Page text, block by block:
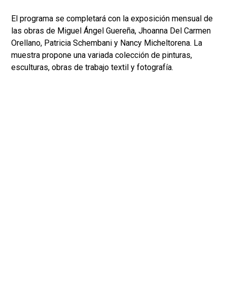
El programa se completará con la exposición mensual de
las obras de Miguel Ángel Guereña, Jhoanna Del Carmen
Orellano, Patricia Schembani y Nancy Micheltorena. La
muestra propone una variada colección de pinturas,
esculturas, obras de trabajo textil y fotografía.